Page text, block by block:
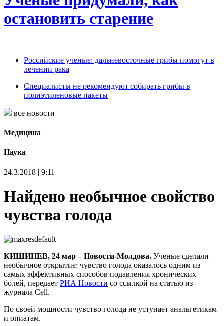
остановить старение
Российские ученые: дальневосточные грибы помогут в
лечении рака
Специалисты не рекомендуют собирать грибы в
полиэтиленовые пакеты
все новости
Медицина
Наука
24.3.2018 | 9:11
Найдено необычное свойство
чувства голода
КИШИНЕВ, 24 мар – Новости-Молдова. Ученые сделали
необычное открытие: чувство голода оказалось одним из
самых эффективных способов подавления хронических
болей, передает РИА Новости со ссылкой на статью из
журнала Cell.
По своей мощности чувство голода не уступает анальгетикам
и опиатам.